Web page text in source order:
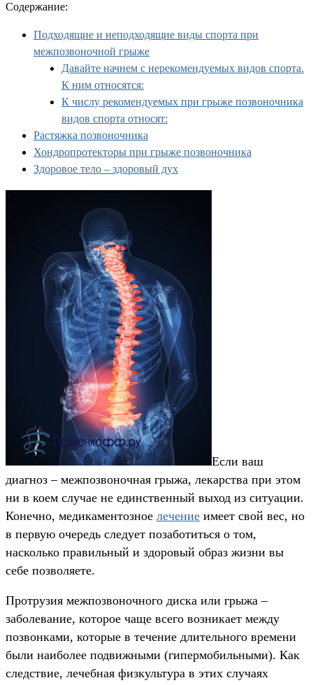
Содержание:
Подходящие и неподходящие виды спорта при
межпозвоночной грыже
Давайте начнем с нерекомендуемых видов спорта.
К ним относятся:
К числу рекомендуемых при грыже позвоночника
видов спорта относят:
Растяжка позвоночника
Хондропротекторы при грыже позвоночника
Здоровое тело – здоровый дух
Если ваш
диагноз – межпозвоночная грыжа, лекарства при этом
ни в коем случае не единственный выход из ситуации.
Конечно, медикаментозное лечение имеет свой вес, но
в первую очередь следует позаботиться о том,
насколько правильный и здоровый образ жизни вы
себе позволяете.
Протрузия межпозвоночного диска или грыжа –
заболевание, которое чаще всего возникает между
позвонками, которые в течение длительного времени
были наиболее подвижными (гипермобильными). Как
следствие, лечебная физкультура в этих случаях